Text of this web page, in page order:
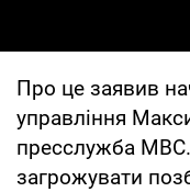
Про це заявив
управління
пресслужба
загрожувати